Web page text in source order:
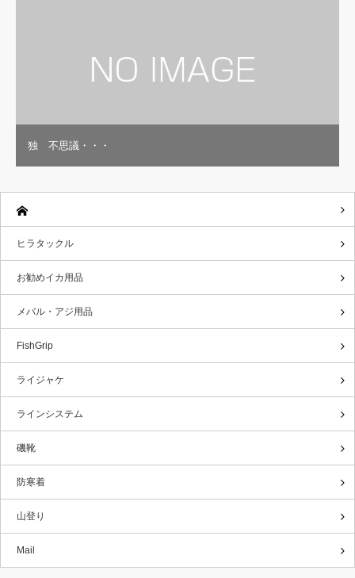
独 不思議・・・
ヒラタックル
お勧めイカ用品
メバル・アジ用品
FishGrip
ライジャケ
ラインシステム
磯靴
防寒着
山登り
Mail